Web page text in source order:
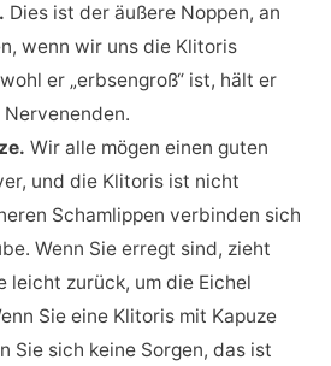
Dies ist der äußere Noppen, an
wenn wir uns die Klitoris
er „erbsengroß“ ist, hält er
Wir alle mögen einen guten
und die Klitoris ist nicht
Schamlippen verbinden sich
Wenn Sie erregt sind, zieht
leicht zurück, um die Eichel
Sie eine Klitoris mit Kapuze
Sie sich keine Sorgen, das ist